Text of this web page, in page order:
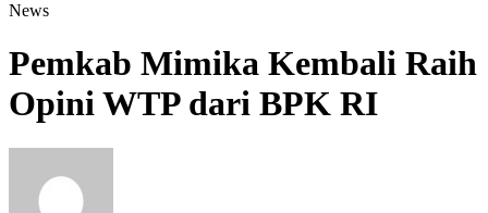
News
Pemkab Mimika Kembali Raih
Opini WTP dari BPK RI